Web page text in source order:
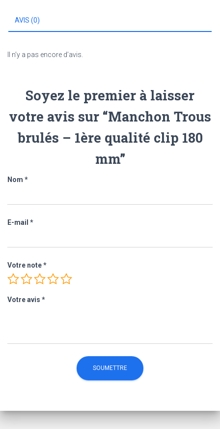
180
mm
AVIS (0)
Il n’y a pas encore d’avis.
Soyez le premier à laisser
votre avis sur “Manchon Trous
brulés – 1ère qualité clip 180
mm”
Nom *
E-mail *
Votre note*
Votre avis *